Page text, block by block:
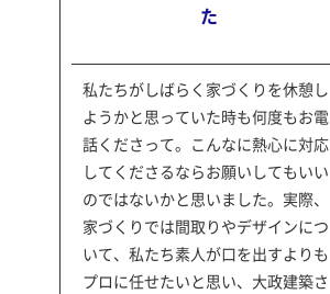
た
私たちがしばらく家づくりを休憩し
ようかと思っていた時も何度もお電
話くださって。こんなに熱心に対応
してくださるならお願いしてもいい
のではないかと思いました。実際、
家づくりでは間取りやデザインにつ
いて、私たち素人が口を出すよりも
プロに任せたいと思い、大政建築さ